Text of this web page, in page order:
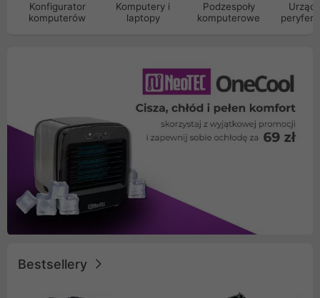
Konfigurator
komputerów
Komputery i
laptopy
Podzespoły
komputerowe
Bestsellery